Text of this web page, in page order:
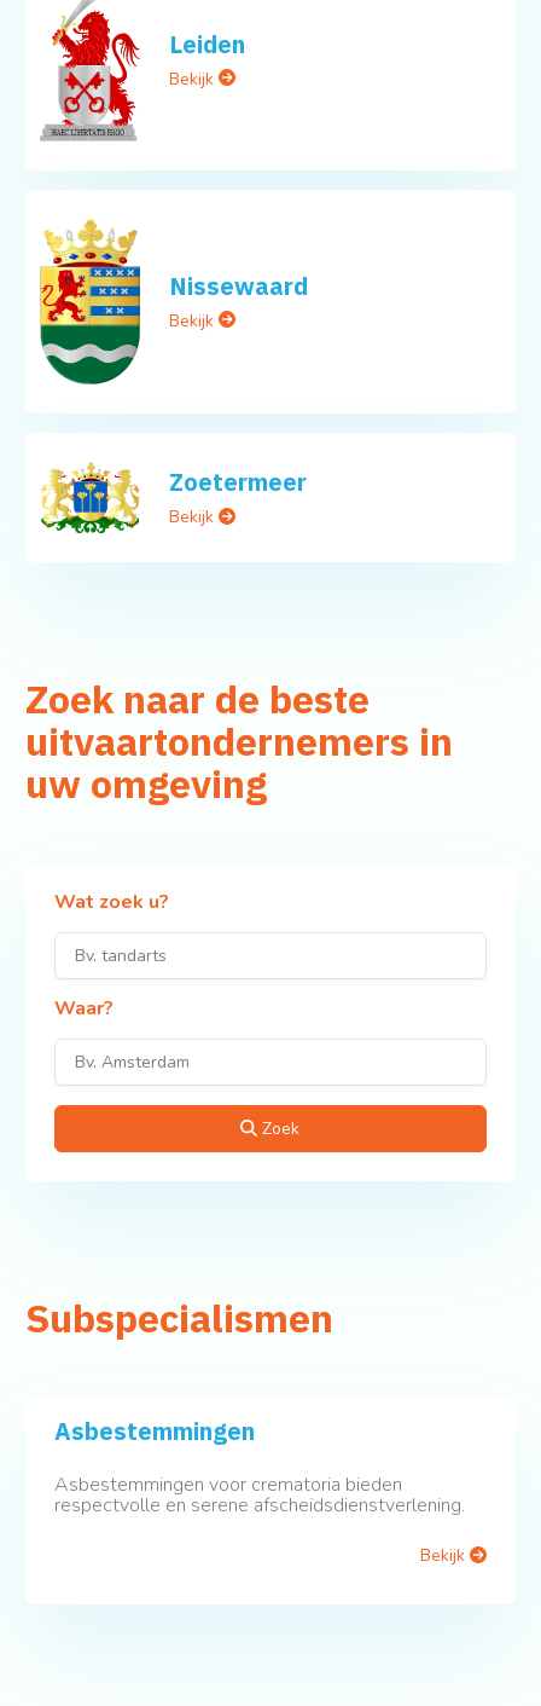
Leiden
Bekijk
Nissewaard
Bekijk
Zoetermeer
Bekijk
Zoek naar de beste
uitvaartondernemers in
uw omgeving
Wat zoek u?
Waar?
Zoek
Subspecialismen
Asbestemmingen
Asbestemmingen voor crematoria bieden
respectvolle en serene afscheidsdienstverlening.
Bekijk